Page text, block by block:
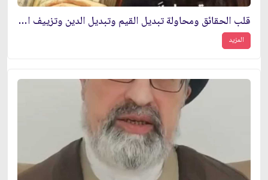
قلب الحقائق ومحاولة تبديل القيم وتبديل الدين وتزييف الحقائق
المزيد